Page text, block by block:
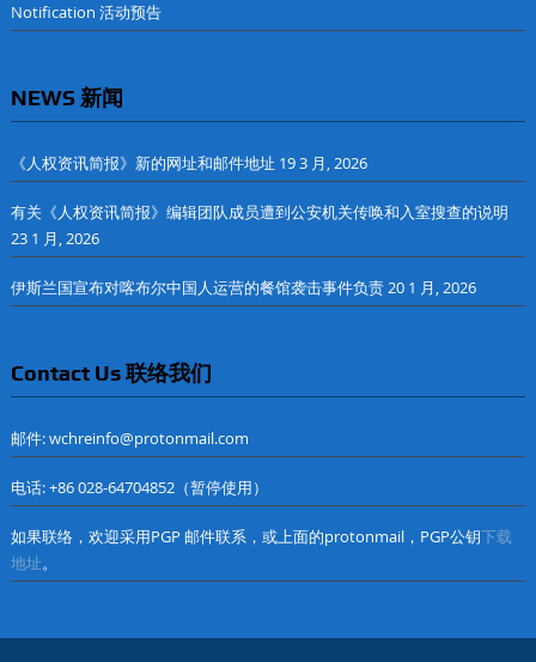
Notification 活动预告
NEWS 新闻
《人权资讯简报》新的网址和邮件地址 19 3 月, 2026
有关《人权资讯简报》编辑团队成员遭到公安机关传唤和入室搜查的说明
23 1 月, 2026
伊斯兰国宣布对喀布尔中国人运营的餐馆袭击事件负责20 1 月, 2026
Contact Us 联络我们
邮件: wchreinfo@protonmail.com
电话: +86 028-64704852（暂停使用）
如果联络，欢迎采用PGP 邮件联系，或上面的protonmail，PGP公钥下载
地址。